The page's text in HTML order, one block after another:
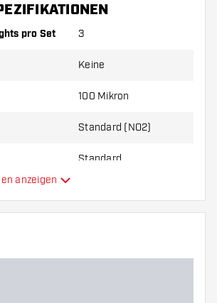
eine andere Form, ein anderes
welche Variante am besten
pro Set 3
Keine
100 Mikron
Standard (NO2)
Standard
anzeigen